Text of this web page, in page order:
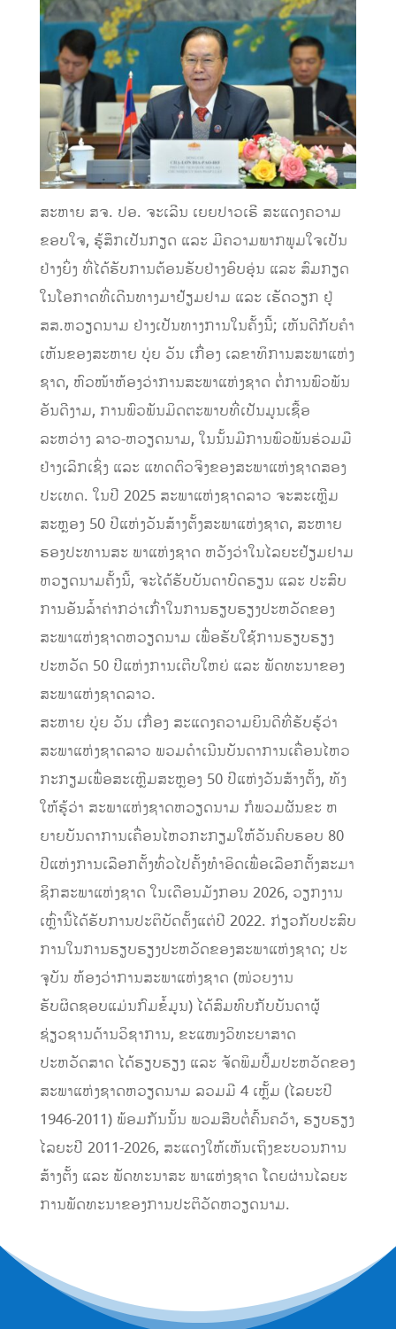
ສະຫາຍ ສຈ. ປອ. ຈະເລີນ ເຍຍປາວເຮີ ສະ​ແດງ​ຄວາມ
ຂອບໃຈ, ​ຮູ້ສຶກເປັນກຽດ ແລະ ມີຄວາມພາກພູມໃຈເປັນ
ຢ່າງຍິ່ງ ທີ່ໄດ້ຮັບການຕ້ອນຮັບຢ່າງອົບອຸ່ນ ແລະ ສົມກຽດ
ໃນໂອກາດທີ່ເດີນທາງມາຢ້ຽມຢາມ ແລະ ເຮັດວຽກ ຢູ່
ສສ.ຫວຽດນາມ ຢ່າງເປັນທາງການໃນຄັ້ງນີ້; ​ເຫັນ​ດີ​ກັບ​ຄຳ​
ເຫັນ​ຂອງສະຫາຍ ບຸ່ຍ ​ວັນ ​ເກື່ອງ ​ເລຂາທິການ​ສະພາ​ແຫ່ງ​
ຊາດ, ຫົວໜ້າຫ້ອງວ່າການ​ສະພາ​ແຫ່ງ​ຊາດ ຕໍ່​ການ​ພົວພັນ​
ອັນ​ດີງາມ, ການ​ພົວພັນ​ມິດຕະພາບ​ທີ່​ເປັນ​ມູນ​ເຊື້ອ​
ລະຫວ່າງ​ ​ລາວ-ຫວຽດນາມ, ​ໃນ​ນັ້ນ​ມີ​ການ​ພົວພັນ​ຮ່ວມ​ມື​
ຢ່າງ​ເລິກ​ເຊິ່ງ ​ແລະ ແທດຕົວ​ຈິງ​ຂອງ​ສະພາ​ແຫ່ງ​ຊາດ​ສອງ​
ປະ​ເທດ. ​ໃນ​ປີ 2025 ສະພາ​ແຫ່ງ​ຊາດ​ລາວ ຈະ​ສະ​ເຫຼີ​ມ
ສະຫຼອງ 50 ປີ​ແຫ່ງ​ວັນ​ສ້າງ​ຕັ້ງ​ສະພາ​ແຫ່ງ​ຊາດ, ສະຫາຍ
ຮອງ​ປະທານ​ສະ ພາ​ແຫ່ງ​ຊາດ ຫວັງ​ວ່າ​ໃນ​ໄລຍະ​ຢ້ຽມຢາມ​
ຫວຽດນາມຄັ້ງນີ້, ​ຈະ​ໄດ້​ຮັບ​ບັນດາບົດຮຽນ ແລະ ​ປະສົບ​
ການ​ອັນ​ລ້ຳ​ຄ່າ​ກວ່າ​ເກົ່າ​ໃນການຮຽບຮຽງປະຫວັດຂອງ
ສະພາແຫ່ງຊາດ​ຫວຽດນາມ ເພື່ອຮັບ​ໃຊ້​ການຮຽບຮຽງ
ປະຫວັດ​ 50 ປີ​ແຫ່ງ​ການ​ເຕີບ​ໃຫຍ່ ​ແລະ ພັດທະນາ​ຂອງ​
ສະພາ​ແຫ່ງ​ຊາດ​ລາວ.
ສະຫາຍ​ ບຸ່ຍ ​ວັນ ​ເກື່ອງ ສະ​ແດງ​ຄວາມຍິນ​ດີທີ່​ຮັບ​ຮູ້​ວ່າ
ສະພາ​ແຫ່ງ​ຊາດ​ລາວ ພວມ​ດຳ​ເນີນ​ບັນດາ​ການ​ເຄື່ອນ​ໄຫວ​
ກະກຽມ​ເພື່ອ​ສະ​ເຫຼີ​ມສະຫຼອງ 50 ປີ​ແຫ່ງ​ວັນ​ສ້າງ​ຕັ້ງ, ທັງ
ໃຫ້ຮູ້​ວ່າ ສະພາ​ແຫ່ງ​ຊາດຫວຽດນາມ ກໍພວມ​ຜັນ​ຂະ ຫ
ຍາຍ​ບັນດາ​ການ​ເຄື່ອນ​ໄຫວ​ກະກຽມ​ໃຫ້ວັນ​ຄົບຮອບ 80
ປີ​ແຫ່ງ​ການ​ເລືອກ​ຕັ້ງ​ທົ່ວ​ໄປ​ຄັ້ງ​ທຳ​ອິດ​ເພື່ອ​ເລືອກ​ຕັ້ງ​ສະມາ
ຊິກສະພາ​ແຫ່ງ​ຊາດ ​ໃນ​ເດືອນ​ມັງກອນ​ 2026, ວຽກ​ງານ​
ເຫຼົ່າ​ນີ້​ໄດ້​ຮັບ​ການ​ປະ​ຕິ​ບັດຕັ້ງ​ແຕ່​ປີ 2022. ກ່ຽວ​ກັບ​ປະສົບ​
ການ​ໃນ​ການຮຽບຮຽງປະຫວັດ​ຂອງ​ສະພາ​ແຫ່ງ​ຊາດ; ປະ
ຈຸ​ບັນ ຫ້ອງ​ວ່າການ​ສະພາ​ແຫ່ງ​ຊາດ (ໜ່ວຍ​ງານ
ຮັບຜິດຊອບແມ່ນ​ກົມ​ຂໍ້ມູນ) ​ໄດ້​ສົມທົບ​ກັບ​ບັນດາ​ຜູ້​
ຊ່ຽວຊານ​ດ້ານ​ວິຊາ​ການ, ຂະແໜງ​ວິທະຍາສາດ​
ປະຫວັດສາດ​ ໄດ້​ຮຽບຮຽງ ​ແລະ ຈັດພິມ​​ປຶ້ມ​ປະຫວັດ​ຂອງ​
ສະພາ​ແຫ່ງ​ຊາດ​ຫວຽດນາມ ລວມມີ 4 ​ເຫຼັ້ມ (​ໄລຍະປີ
1946-2011) ​ພ້ອມກັນນັ້ນ ພວມ​ສືບ​ຕໍ່​ຄົ້ນຄວ້າ, ຮຽບຮຽງ
ໄລຍະປີ 2011-2026, ສະ​ແດງ​ໃຫ້​ເຫັນ​ເຖິງ​ຂະ​ບວນການ​
ສ້າງ​ຕັ້ງ ​ແລະ ພັດທະນາສະ ພາ​ແຫ່ງ​ຊາດ ໂດຍຜ່ານ​ໄລຍະ
ການ​ພັດທະນາ​ຂອງ​ການ​ປະຕິວັດ​ຫວຽດນາມ.